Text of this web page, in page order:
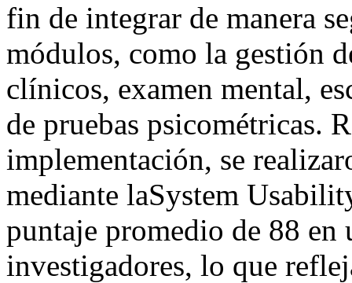
fin de integrar de manera
módulos, como la gestión
clínicos, examen mental,
de pruebas psicométricas.
implementación, se
mediante laSystem
puntaje promedio de 88 en
investigadores, lo que